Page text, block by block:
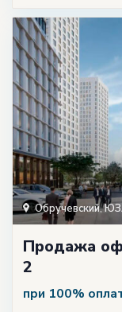
Обручевский,
Продажа
2
при 100%